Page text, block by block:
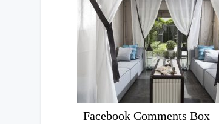
Facebook Comments Box